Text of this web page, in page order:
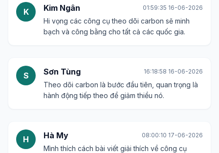
K Kim Ngân 01:59:35 16-06-2026
Hi vọng các công cụ theo dõi carbon sẽ minh
bạch và công bằng cho tất cả các quốc gia.
S Sơn Tùng 16:18:58 16-06-2026
Theo dõi carbon là bước đầu tiên, quan trọng là
hành động tiếp theo để giảm thiểu nó.
H Hà My 08:00:10 17-06-2026
Mình thích cách bài viết giải thích về công cụ